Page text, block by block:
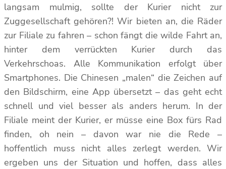
langsam mulmig, sollte der Kurier nicht zur
Zuggesellschaft gehören?! Wir bieten an, die Räder
zur Filiale zu fahren – schon fängt die wilde Fahrt an,
hinter dem verrückten Kurier durch das
Verkehrschoas. Alle Kommunikation erfolgt über
Smartphones. Die Chinesen „malen“ die Zeichen auf
den Bildschirm, eine App übersetzt – das geht echt
schnell und viel besser als anders herum. In der
Filiale meint der Kurier, er müsse eine Box fürs Rad
finden, oh nein – davon war nie die Rede –
hoffentlich muss nicht alles zerlegt werden. Wir
ergeben uns der Situation und hoffen, dass alles